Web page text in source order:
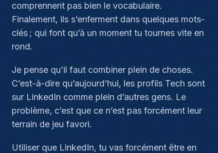
comprennent pas bien le vocabulaire.
Finalement, ils s’enferment dans quelques mots-
clés ; qui font qu’à un moment tu tournes vite en
rond.
Je pense qu’il faut combiner plein de choses.
C’est-à-dire qu’aujourd’hui, les profils Tech sont
sur LinkedIn comme plein d’autres gens. Le
problème, c’est que ce n’est pas forcément leur
terrain de jeu favori.
Utiliser que LinkedIn, tu vas forcément être en